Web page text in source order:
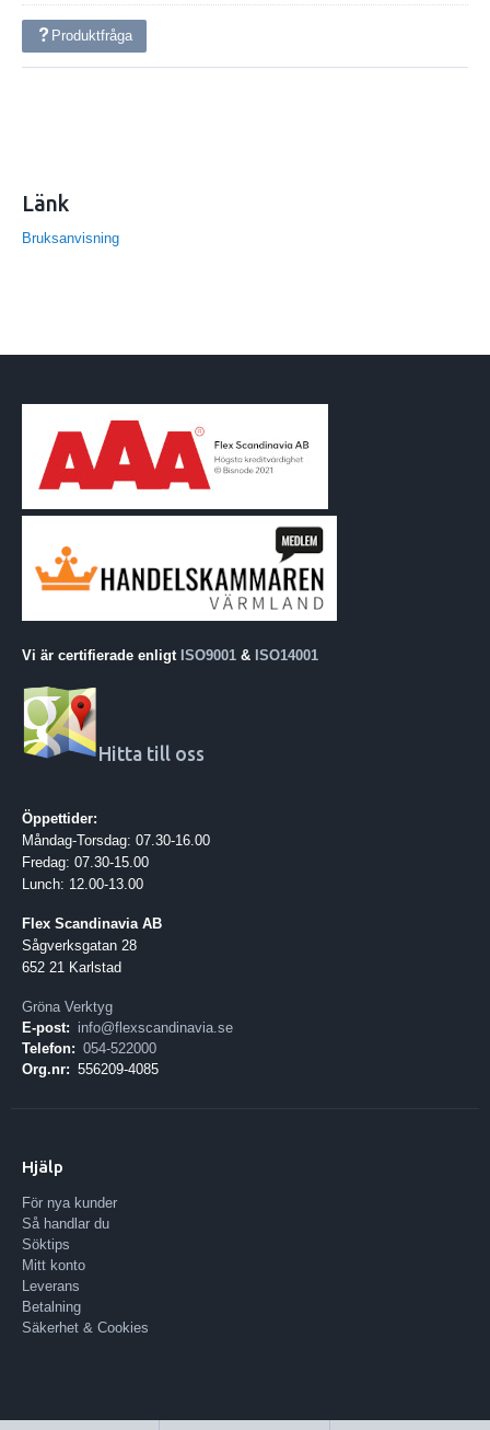
Produktfråga
Länk
Bruksanvisning
Vi är certifierade enligt ISO9001 & ISO14001
Hitta till oss
Öppettider:
Måndag-Torsdag: 07.30-16.00
Fredag: 07.30-15.00
Lunch: 12.00-13.00
Flex Scandinavia AB
Sågverksgatan 28
652 21 Karlstad
Gröna Verktyg
E-post: info@flexscandinavia.se
Telefon: 054-522000
Org.nr: 556209-4085
Hjälp
För nya kunder
Så handlar du
Söktips
Mitt konto
Leverans
Betalning
Säkerhet & Cookies